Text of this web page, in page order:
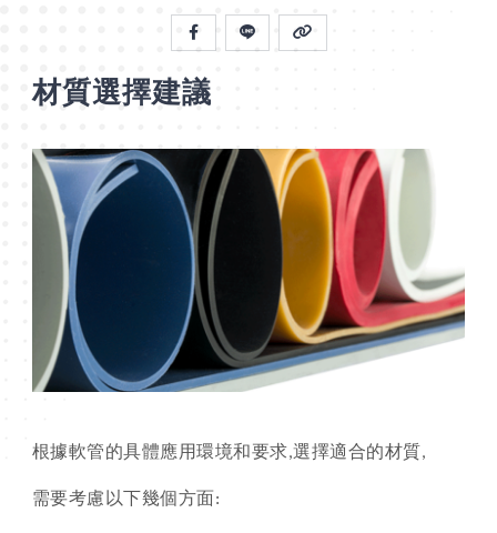
材質選擇建議
根據軟管的具體應用環境和要求,選擇適合的材質,
需要考慮以下幾個方面 :